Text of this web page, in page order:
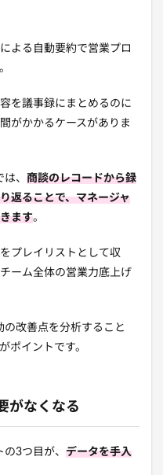
よる自動要約で営業プロ
を議事録にまとめるのに
がかかるケースがありま
、 商談のレコードから録
返ることで、マネージャ
ます。
プレイリストとして収
ーム全体の営業力底上げ
の改善点を分析すること
ポイントです。
がなくなる
3つ目が、 データを手入